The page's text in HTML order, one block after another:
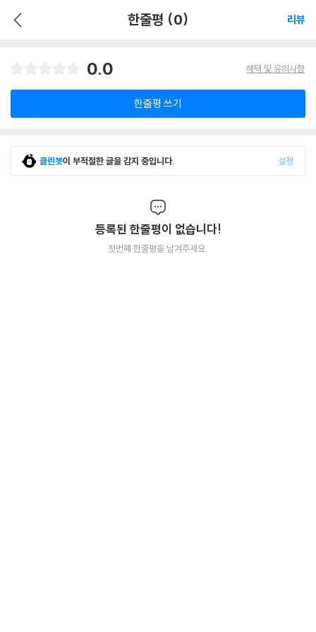
한줄평 (0) 리뷰
0.0 혜택 및 유의사항
한줄평 쓰기
클린봇이 부적절한 글을 감지 중입니다. 설정
등록된 한줄평이 없습니다!
첫번째 한줄평을 남겨주세요.